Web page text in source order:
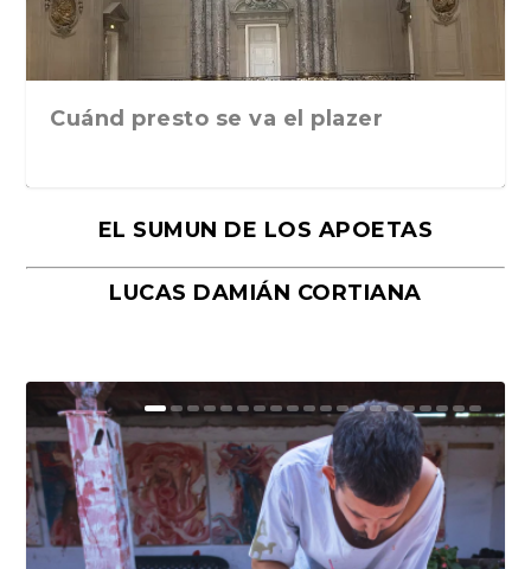
Cuánd presto se va el plazer
Moral, de Lyra Ekström Lindbäck.
Traducción de Car...
Revolución, de Hugo Gonçalves.
Libros del Asteroid...
«La música ha sido el gran amor de
mi vida». Esthe...
«El barman del Ritz», de Philippe
Collin. Traducci...
Mañanas de editorial, noches de
Bocaccio
EL SUMUN DE LOS APOETAS
LUCAS DAMIÁN CORTIANA